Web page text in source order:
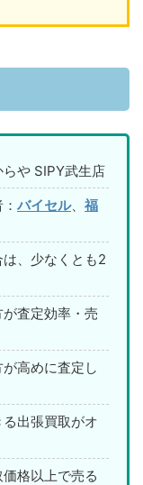
や SIPY武生店
バイセル、 福
、少なくとも2
査定効率・売
高めに査定し
出張買取がオ
格以上で売る